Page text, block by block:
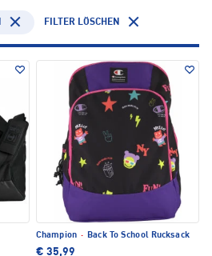
FILTER LÖSCHEN
Champion · Back To School Rucksack
€ 35,99